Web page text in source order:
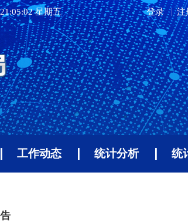
星期五 登录 注
工作动态 统计分析 统